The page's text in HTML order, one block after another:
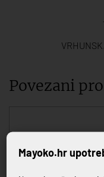
Povezani
Mayoko.hr